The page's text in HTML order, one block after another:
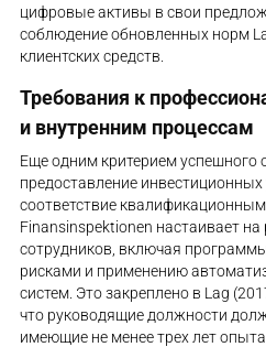
цифровые активы в свои
соблюдение обновленных норм
клиентских средств.
Требования к
и внутренним процессам
Еще одним критерием
предоставление инвестиционных
соответствие
Finansinspektionen настаивает
сотрудников, включая
рисками и применению
систем. Это закреплено в Lag
что руководящие должности
имеющие не менее трех лет